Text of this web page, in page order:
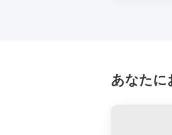
あなたに